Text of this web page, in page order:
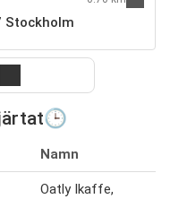
Stockholm
Namn
Oatly Ikaffe,